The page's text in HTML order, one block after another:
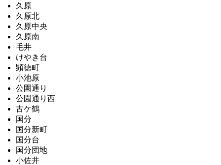
久原
久原北
久原中央
久原南
毛井
けやき台
顕徳町
小池原
公園通り
公園通り西
古ケ鶴
国分
国分新町
国分台
国分団地
小佐井